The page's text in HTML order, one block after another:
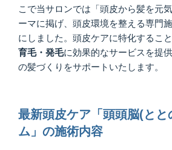
こで当サロンでは「頭皮から髪を元
ーマに掲げ、頭皮環境を整える専門
にしました。頭皮ケアに特化するこ
育毛・発毛に効果的なサービスを提
の髪づくりをサポートいたします。
最新頭皮ケア「頭頭脳(とと
ム」の施術内容